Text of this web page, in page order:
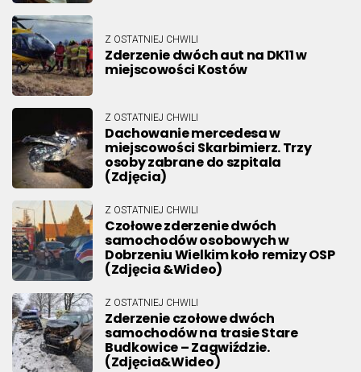
Z OSTATNIEJ CHWILI
Zderzenie dwóch aut na DK11 w
miejscowości Kostów
Z OSTATNIEJ CHWILI
Dachowanie mercedesa w
miejscowości Skarbimierz. Trzy
osoby zabrane do szpitala
(Zdjęcia)
Z OSTATNIEJ CHWILI
Czołowe zderzenie dwóch
samochodów osobowych w
Dobrzeniu Wielkim koło remizy OSP
(Zdjęcia &Wideo)
Z OSTATNIEJ CHWILI
Zderzenie czołowe dwóch
samochodów na trasie Stare
Budkowice – Zagwiździe.
(Zdjęcia&Wideo)